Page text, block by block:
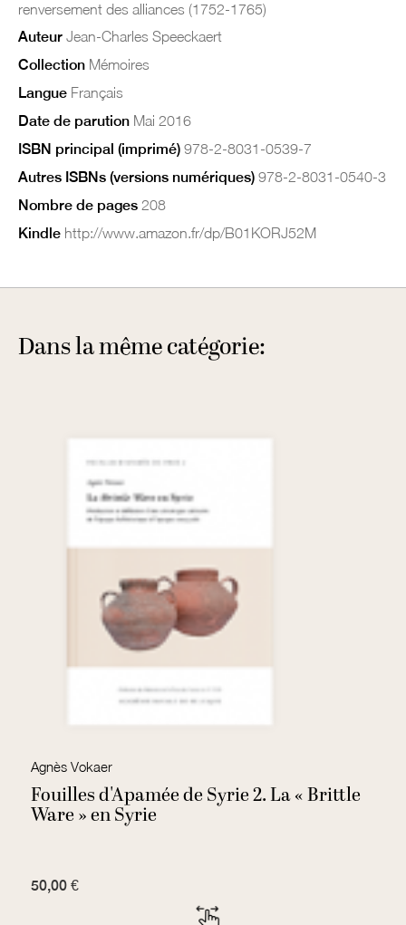
renversement des alliances (1752-1765)
Auteur Jean-Charles Speeckaert
Collection Mémoires
Langue Français
Date de parution Mai 2016
ISBN principal (imprimé) 978-2-8031-0539-7
Autres ISBNs (versions numériques) 978-2-8031-0540-3
Nombre de pages 208
Kindle http://www.amazon.fr/dp/B01KORJ52M
Dans la même catégorie:
Agnès Vokaer
Fouilles d'Apamée de Syrie 2. La « Brittle
Ware » en Syrie
50,00 €